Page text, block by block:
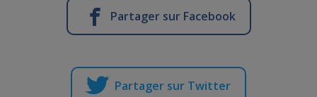
Partager sur Facebook
Partager sur Twitter